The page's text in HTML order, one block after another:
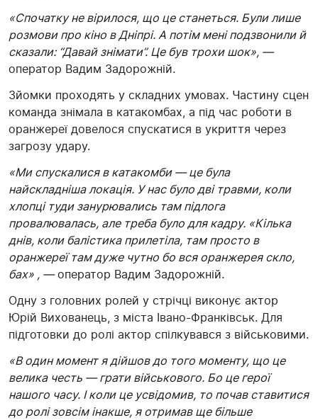
«Спочатку не вірилося, що це станеться. Були лише
розмови про кіно в Дніпрі. А потім мені подзвонили й
сказали: “Давай знімати”. Це був трохи шок», —
оператор Вадим Задорожній.
Зйомки проходять у складних умовах. Частину сцен
команда знімала в катакомбах, а під час роботи в
оранжереї довелося спускатися в укриття через
загрозу удару.
«Ми спускалися в катакомби — це була
найскладніша локація. У нас було дві травми, коли
хлопці туди занурювались там підлога
провалювалась, але треба було для кадру. «Кілька
днів, коли балістика прилетіла, там просто в
оранжереї там дуже чутно бо вся оранжерея скло,
бах» , —оператор Вадим Задорожній.
Одну з головних ролей у стрічці виконує актор
Юрій Вихованець, з міста Івано-Франківськ. Для
підготовки до ролі актор спілкувався з військовими.
«В один момент я дійшов до того моменту, що це
велика честь — грати військового. Бо це герої
нашого часу. І коли це усвідомив, то почав ставитися
до ролі зовсім інакше, я отримав ще більше